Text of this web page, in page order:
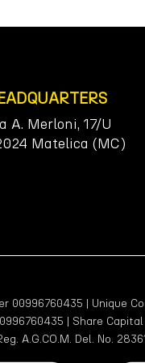
A. Merloni, 17/U
Matelica (MC)
00996760435 | Unique
| Share
A.G.CO.M. Del. No.